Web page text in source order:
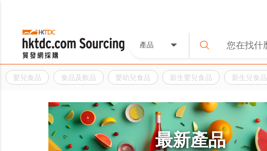
產品
嬰兒食品 食品及飲品 嬰幼兒食品 新生嬰兒食品 新生兒食品
最新產品